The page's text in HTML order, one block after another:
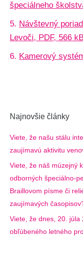
špeciálneho
5. Návštevný
Levoči, PDF, 566
6. Kamerový
Najnovšie články
Viete, že našu stálu
zaujímavú aktivitu
Viete, že náš múzejný
odborných špeciálno-
Braillovom písme či
zaujímavých
Viete, že dnes, 20.
obľúbeného letného